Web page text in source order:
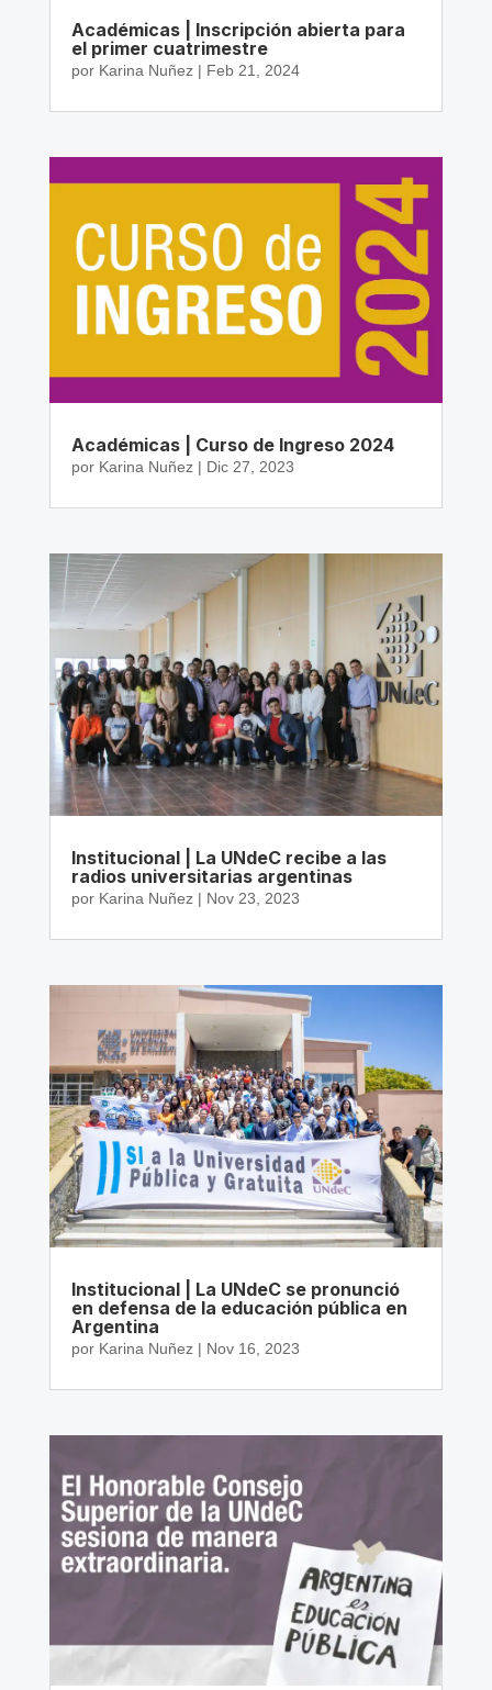
Académicas | Inscripción abierta para
el primer cuatrimestre
por Karina Nuñez| Feb 21, 2024
Académicas | Curso de Ingreso 2024
por Karina Nuñez| Dic 27, 2023
Institucional | La UNdeC recibe a las
radios universitarias argentinas
por Karina Nuñez| Nov 23, 2023
Institucional | La UNdeC se pronunció
en defensa de la educación pública en
Argentina
por Karina Nuñez| Nov 16, 2023